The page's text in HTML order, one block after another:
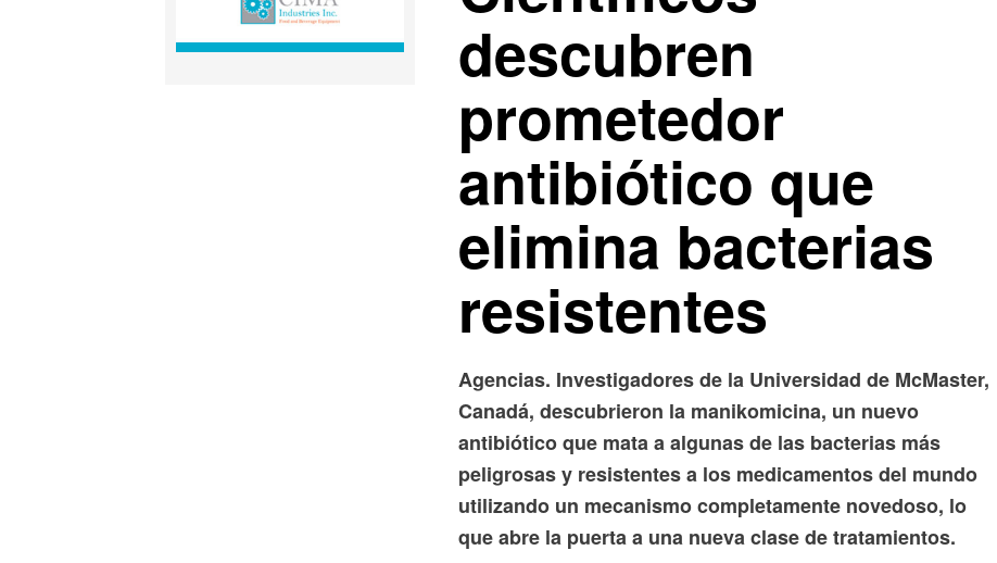
descubren
prometedor
antibiótico que
elimina bacterias
resistentes
Agencias. Investigadores de la Universidad de McMaster,
Canadá, descubrieron la manikomicina, un nuevo
antibiótico que mata a algunas de las bacterias más
peligrosas y resistentes a los medicamentos del mundo
utilizando un mecanismo completamente novedoso, lo
que abre la puerta a una nueva clase de tratamientos.